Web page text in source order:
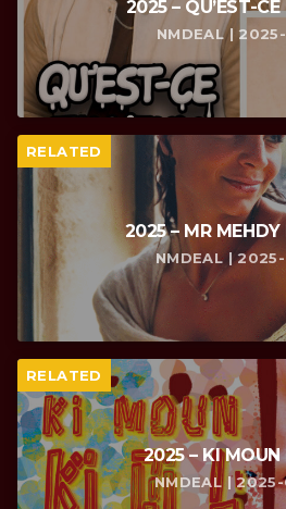
2025 – QU’EST-
NMDEAL |
RELATED
2025 – MR MEHDY
NMDEAL |
RELATED
2025 – KI MOUN
NMDEAL |